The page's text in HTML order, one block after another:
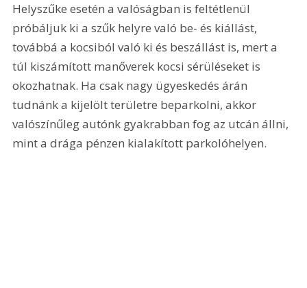
Helyszűke esetén a valóságban is feltétlenül
próbáljuk ki a szűk helyre való be- és kiállást,
továbbá a kocsiból való ki és beszállást is, mert a
túl kiszámított manőverek kocsi sérüléseket is
okozhatnak. Ha csak nagy ügyeskedés árán
tudnánk a kijelölt területre beparkolni, akkor
valószínűleg autónk gyakrabban fog az utcán állni,
mint a drága pénzen kialakított parkolóhelyen.